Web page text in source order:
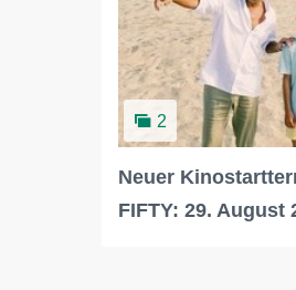
2
Neuer
FIFTY: 29. August